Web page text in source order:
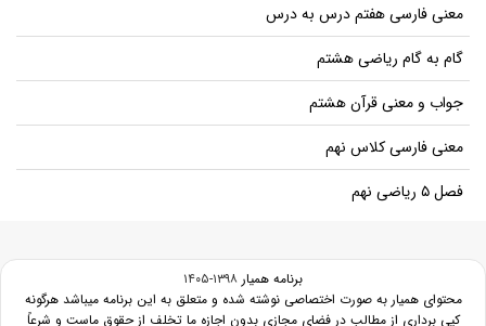
معنی فارسی هفتم درس به درس
گام به گام ریاضی هشتم
جواب و معنی قرآن هشتم
معنی فارسی کلاس نهم
فصل ۵ ریاضی نهم
برنامه همیار ۱۳۹۸-۱۴۰۵
محتوای همیار به صورت اختصاصی نوشته شده و متعلق به این برنامه میباشد هرگونه
کپی برداری از مطالب در فضای مجازی بدون اجازه ما تخلف از حقوق ماست و شرعاً